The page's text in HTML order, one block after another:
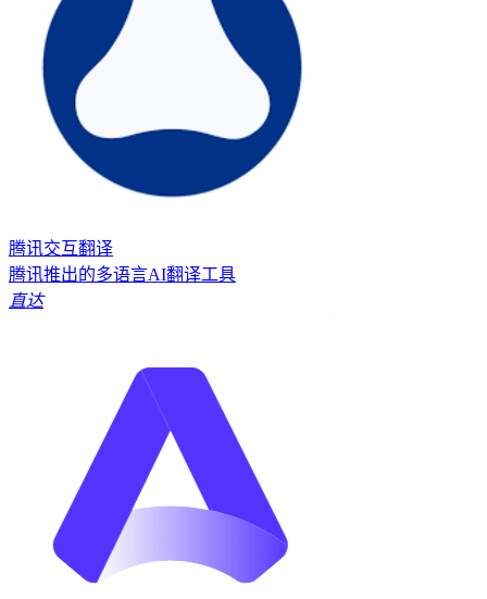
腾讯交互翻译
腾讯推出的多语言AI翻译工具
直达